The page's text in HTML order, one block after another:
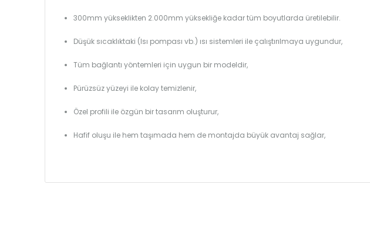
300mm yükseklikten 2.000mm yüksekliğe kadar tüm boyutlarda üretilebilir.
Düşük sıcaklıktaki (Isı pompası vb.) ısı sistemleri ile çalıştırılmaya uygundur,
Tüm bağlantı yöntemleri için uygun bir modeldir,
Pürüzsüz yüzeyi ile kolay temizlenir,
Özel profili ile özgün bir tasarım oluşturur,
Hafif oluşu ile hem taşımada hem de montajda büyük avantaj sağlar,